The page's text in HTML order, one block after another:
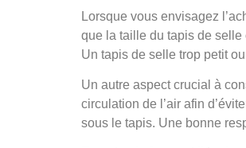
Lorsque vous envisagez
que la taille du tapis de
Un tapis de selle trop petit
Un autre aspect crucial à
circulation de l’air afin
sous le tapis. Une bonne